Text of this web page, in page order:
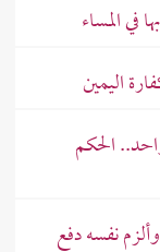
في المساء
اليمين
الحكم
نفسه دفع